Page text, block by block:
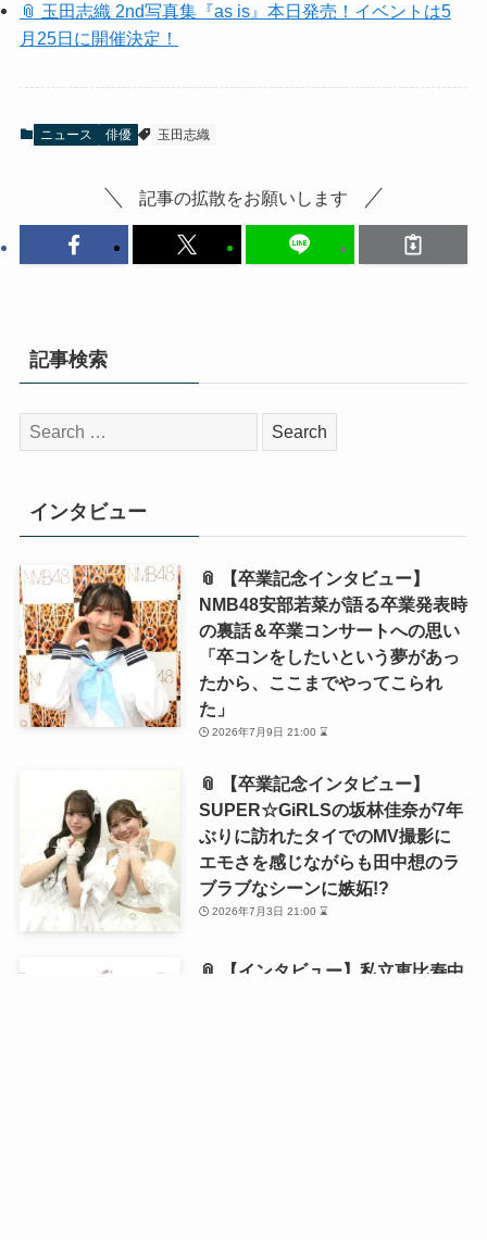
📎 玉田志織 2nd写真集『as is』本日発売！イベントは5
月25日に開催決定！
ニュース 俳優 玉田志織
記事の拡散をお願いします
記事検索
検
索:
インタビュー
📎 【卒業記念インタビュー】
NMB48安部若菜が語る卒業発表時
の裏話＆卒業コンサートへの思い
「卒コンをしたいという夢があっ
たから、ここまでやってこられ
た」
2026年7月9日 21:00 ⌛
📎 【卒業記念インタビュー】
SUPER☆GiRLSの坂林佳奈が7年
ぶりに訪れたタイでのMV撮影に
エモさを感じながらも田中想のラ
ブラブなシーンに嫉妬!?
2026年7月3日 21:00 ⌛
📎 【インタビュー】私立恵比寿中